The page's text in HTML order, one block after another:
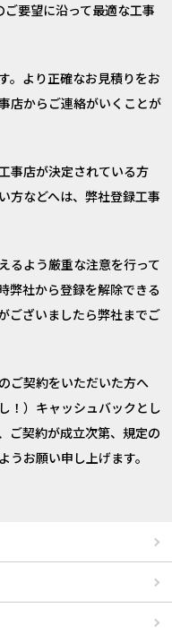
要望に沿って最適な工事
。より正確なお見積りをお
店からご連絡がいくことが
事店が決定されている方
方などへは、弊社登録工事
るよう厳重な注意を行って
弊社から登録を解除できる
ございましたら弊社までご
ご契約をいただいた方へ
！）キャッシュバックとし
ご契約が成立次第、規定の
お願い申し上げます。